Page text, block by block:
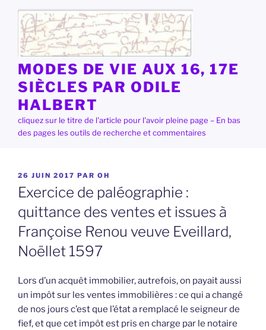
contenu
principal
MODES DE VIE AUX 16, 17E
SIÈCLES PAR ODILE
HALBERT
cliquez sur le titre de l'article pour l'avoir pleine page – En bas
des pages les outils de recherche et commentaires
PUBLIÉ
LE
26 JUIN 2017 PAR OH
Exercice de paléographie :
quittance des ventes et issues à
Françoise Renou veuve Eveillard,
Noëllet 1597
Lors d’un acquêt immobilier, autrefois, on payait aussi
un impôt sur les ventes immobilières : ce qui a changé
de nos jours c’est que l’état a remplacé le seigneur de
fief, et que cet impôt est pris en charge par le notaire